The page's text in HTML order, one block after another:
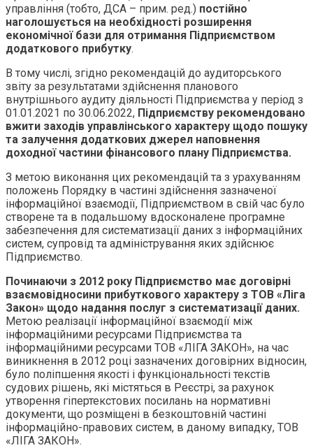
управління (тобто, ДСА – прим. ред.) постійно
наголошується на необхідності розширення
економічної бази для отримання Підприємством
додаткового прибутку.
В тому числі, згідно рекомендацій до аудиторського
звіту за результатами здійснення планового
внутрішнього аудиту діяльності Підприємства у період з
01.01.2021 по 30.06.2022, Підприємству рекомендовано
вжити заходів управлінського характеру щодо пошуку
та залучення додаткових джерел наповнення
доходної частини фінансового плану Підприємства.
З метою виконання цих рекомендацій та з урахуванням
положень Порядку в частині здійснення зазначеної
інформаційної взаємодії, Підприємством в свій час було
створене та в подальшому вдосконалене програмне
забезпечення для систематизації даних з інформаційних
систем, супровід та адміністрування яких здійснює
Підприємство.
Починаючи з 2012 року Підприємство має договірні
взаємовідносини прибуткового характеру з ТОВ «Ліга
Закон» щодо надання послуг з систематизації даних.
Метою реалізації інформаційної взаємодії між
інформаційними ресурсами Підприємства та
інформаційними ресурсами ТОВ «ЛІГА ЗАКОН», на час
виникнення в 2012 році зазначених договірних відносин,
було поліпшення якості і функціональності текстів
судових рішень, які містяться в Реєстрі, за рахунок
утворення гіпертекстових посилань на нормативні
документи, що розміщені в безкоштовній частині
інформаційно-правових систем, в даному випадку, ТОВ
«ЛІГА ЗАКОН».